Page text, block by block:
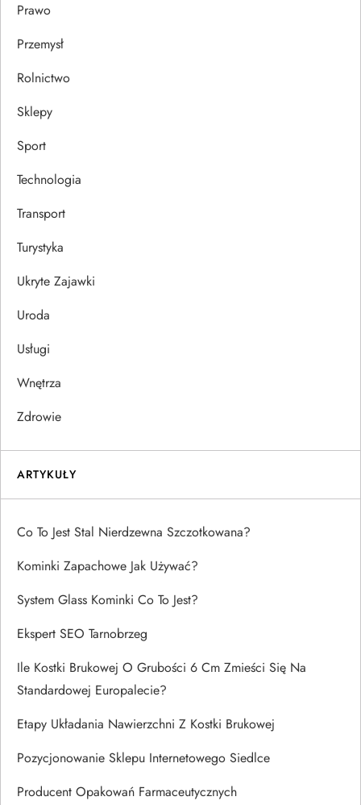
Prawo
Przemysł
Rolnictwo
Sklepy
Sport
Technologia
Transport
Turystyka
Ukryte Zajawki
Uroda
Usługi
Wnętrza
Zdrowie
ARTYKUŁY
Co To Jest Stal Nierdzewna Szczotkowana?
Kominki Zapachowe Jak Używać?
System Glass Kominki Co To Jest?
Ekspert SEO Tarnobrzeg
Ile Kostki Brukowej O Grubości 6 Cm Zmieści Się Na
Standardowej Europalecie?
Etapy Układania Nawierzchni Z Kostki Brukowej
Pozycjonowanie Sklepu Internetowego Siedlce
Producent Opakowań Farmaceutycznych